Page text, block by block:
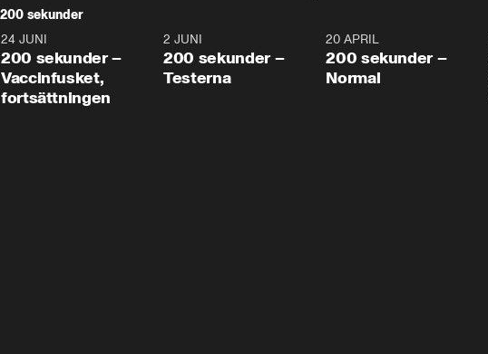
200 sekunder
5:00
24 JUNI
200 sekunder –
Vaccinfusket,
fortsättningen
4:23
2 JUNI
200 sekunder –
Testerna
20 APRIL
200 sekunder –
Normal